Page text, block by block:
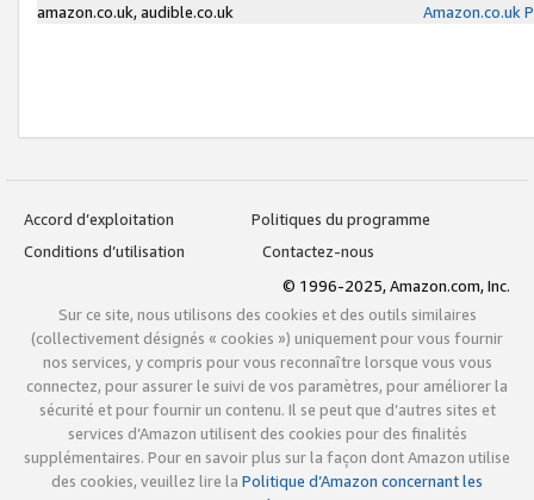
amazon.co.uk, audible.co.uk
Amazon.co.uk
Accord d’exploitation
Politiques du programme
Conditions d’utilisation
Contactez-nous
© 1996-2025, Amazon.com, Inc.
Sur ce site, nous utilisons des cookies et des outils similaires
(collectivement désignés « cookies ») uniquement pour vous fournir
nos services, y compris pour vous reconnaître lorsque vous vous
connectez, pour assurer le suivi de vos paramètres, pour améliorer la
sécurité et pour fournir un contenu. Il se peut que d’autres sites et
services d’Amazon utilisent des cookies pour des finalités
supplémentaires. Pour en savoir plus sur la façon dont Amazon utilise
des cookies, veuillez lire la Politique d’Amazon concernant les